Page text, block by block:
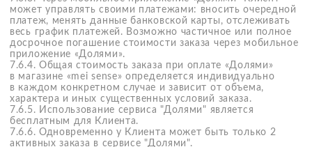
7.13.4. Сделать возврат заказа, оформленного разными
посылками, можно только после того, как вы получите
все посылки. Если Вы уже получили первую посылку,
то необходимо дождаться вторую посылку, и затем
оформить возврат.
7.13.5. Обращаем Ваше внимание:
Если Заказ был оплачен онлайн, денежные
средства будут возвращены на карту, с которой
была произведена оплата.
Если товар был отправлен на диагностику
в авторизованный сервисный центр и Вам был
выдан акт технического состояния
с подтверждением брака, для осуществления
возврата денежных средств, необходимо
передать оригинал документа в ООО «РИДА
Косметикс».
Претензии Клиентов или Получателей подлежат